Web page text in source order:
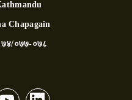
Chapagain
०७७-०७८